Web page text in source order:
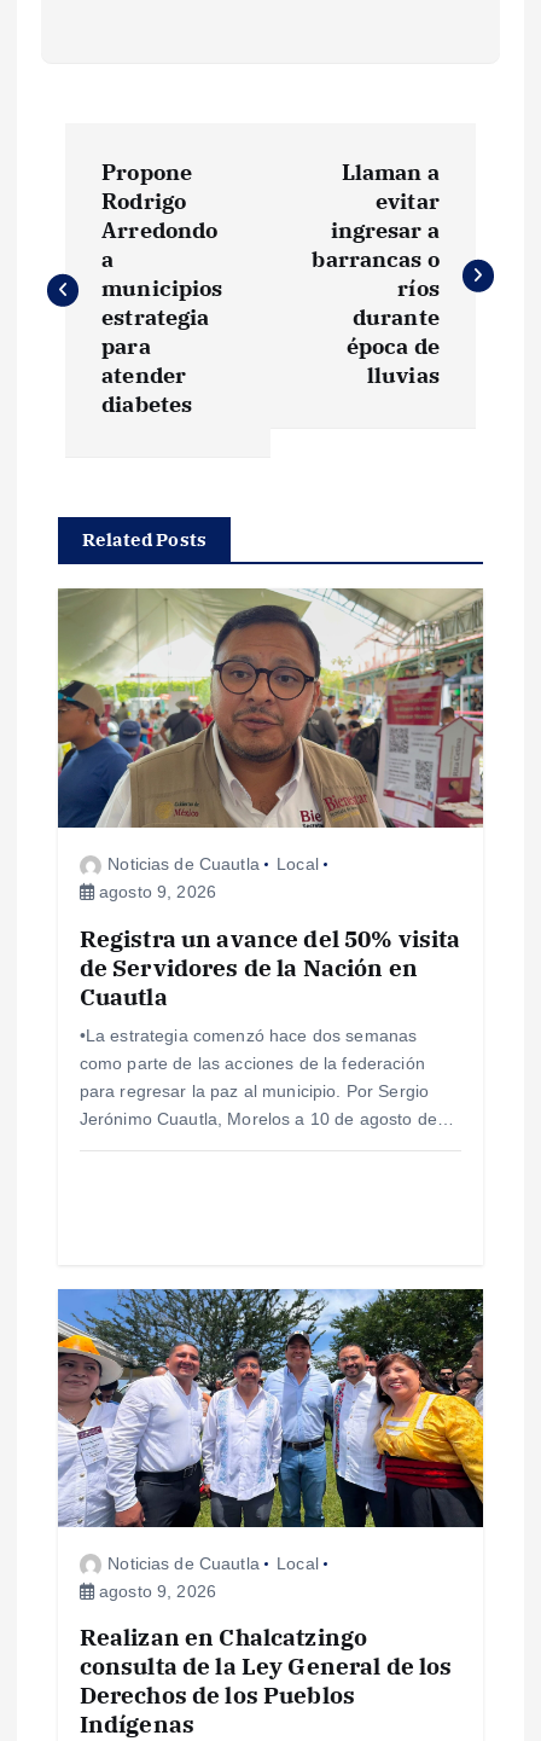
v
c
n
d
e
s
Propone
Rodrigo
Arredondo
a
municipios
estrategia
para
atender
diabetes
Llaman a
evitar
ingresar a
barrancas o
ríos
durante
época de
lluvias
Related Posts
Noticias de Cuautla
Local
agosto 9, 2026
Registra un avance del 50% visita
de Servidores de la Nación en
Cuautla
•La estrategia comenzó hace dos semanas
como parte de las acciones de la federación
para regresar la paz al municipio. Por Sergio
Jerónimo Cuautla, Morelos a 10 de agosto de…
Noticias de Cuautla
Local
agosto 9, 2026
Realizan en Chalcatzingo
consulta de la Ley General de los
Derechos de los Pueblos
Indígenas